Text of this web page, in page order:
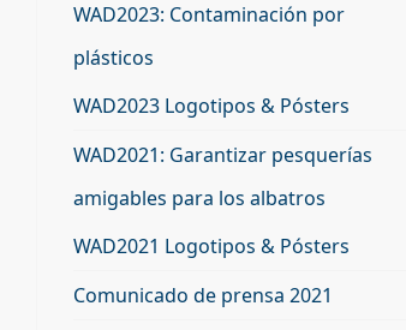
WAD2023: Contaminación por
plásticos
WAD2023 Logotipos & Pósters
WAD2021: Garantizar pesquerías
amigables para los albatros
WAD2021 Logotipos & Pósters
Comunicado de prensa 2021